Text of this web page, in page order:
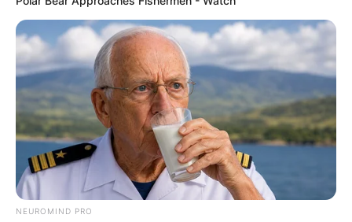
ГАРЯЧI ПОДІЇ
На Закарпатті з понеділка по
п’ятницю відключатимуть
електроенергію (графік)
ГРУ 11, 2023
NEUROMIND PRO